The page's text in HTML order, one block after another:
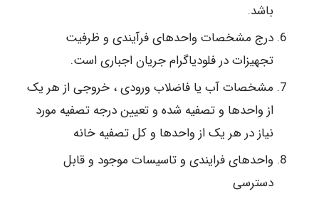
باشد.
درج مشخصات واحدهای فرآیندی و ظرفیت
تجهیزات در فلودیاگرام جریان اجباری است.
مشخصات آب یا فاضلاب ورودی ، خروجی از هر یک
از واحدها و تصفیه شده و تعیین درجه تصفیه مورد
نیاز در هر یک از واحدها و كل تصفیه خانه
واحدهای فرایندی و تاسیسات موجود و قابل
دسترسی